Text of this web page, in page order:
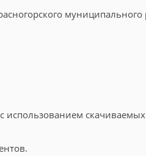
использованием